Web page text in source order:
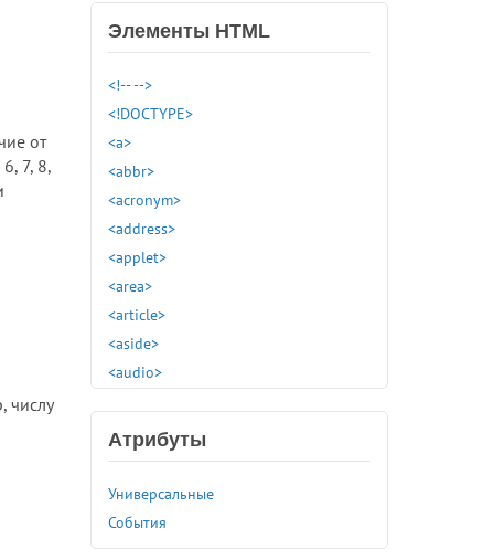
от
7, 8,
числу
Элементы HTML
<!-- -->
<!DOCTYPE>
<a>
<abbr>
<acronym>
<address>
<applet>
<area>
<article>
<aside>
<audio>
<base>
<basefont>
<bdi>
<bdo>
<bgsound>
Атрибуты
Универсальные
События